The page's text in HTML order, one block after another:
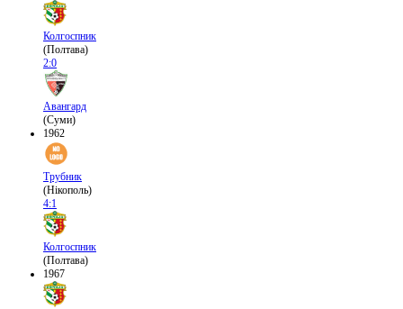
Колгоспник
(Полтава)
2:0
Авангард
(Суми)
1962
Трубник
(Нікополь)
4:1
Колгоспник
(Полтава)
1967